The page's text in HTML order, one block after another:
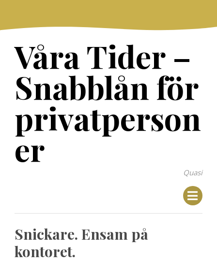
content
Våra Tider –
Snabblån för
privatperson
er
Quasi
Snickare. Ensam på
kontoret.